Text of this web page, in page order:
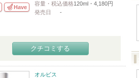
Have
容量・税込価格120ml・4,180円
発売日
-
クチコミする
オルビス